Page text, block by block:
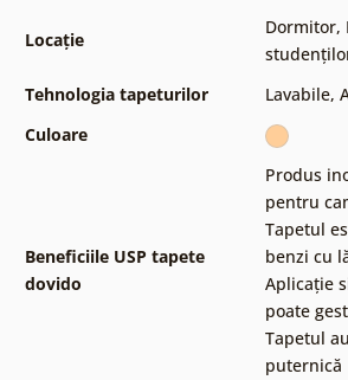
Locație
Dormitor,
Tehnologia tapeturilor
Lavabile,
Culoare
Beneficiile USP tapete
dovido
Produs
pentru
Tapetul
benzi cu
Aplicație
poate
Tapetul
puternică